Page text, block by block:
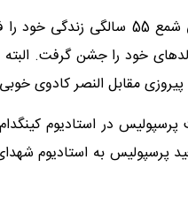
او روز گذشته در حالی
خود را جشن گرفت. البته
پیروزی مقابل النصر کادوی
در استادیوم
پرسپولیس به استادیوم